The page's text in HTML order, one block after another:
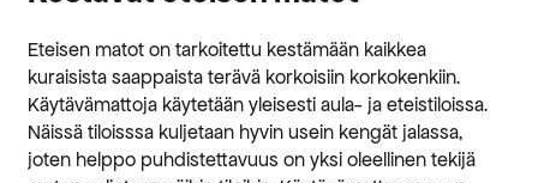
Eteisen matot on tarkoitettu kestämään kaikkea
kuraisista saappaista terävä korkoisiin korkokenkiin.
Käytävämattoja käytetään yleisesti aula- ja eteistiloissa.
Näissä tiloisssa kuljetaan hyvin usein kengät jalassa,
joten helppo puhdistettavuus on yksi oleellinen tekijä